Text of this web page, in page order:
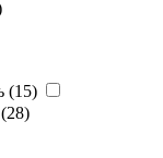
(15)
28)